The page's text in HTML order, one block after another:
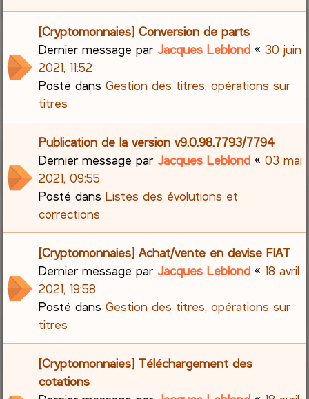
[Cryptomonnaies] Conversion de parts
Dernier message parJacques Leblond «30 juin
2021, 11:52
Posté dansGestion des titres, opérations sur
titres
Publication de la version v9.0.98.7793/7794
Dernier message parJacques Leblond «03 mai
2021, 09:55
Posté dansListes des évolutions et
corrections
[Cryptomonnaies] Achat/vente en devise FIAT
Dernier message parJacques Leblond « 18 avril
2021, 19:58
Posté dansGestion des titres, opérations sur
titres
[Cryptomonnaies] Téléchargement des
cotations